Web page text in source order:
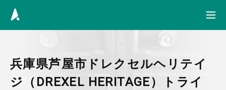
Skip to content
兵庫県芦屋市ドレクセルヘリテイ
ジ（DREXEL HERITAGE）トライ